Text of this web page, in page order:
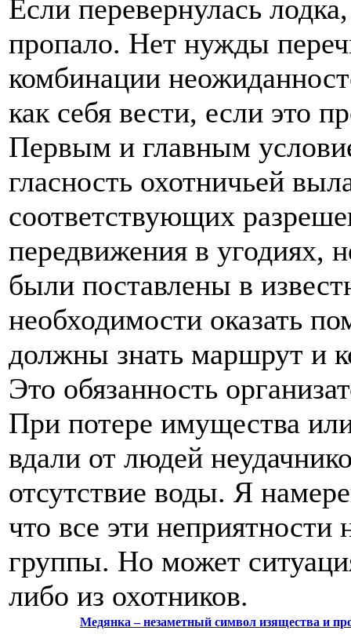
Если перевернулась
пропало. Нет нужды
комбинации
как себя вести, если это
Первым и главным
гласность охотничьей
соответствующих
передвижения в угодиях,
были поставлены в
необходимости оказать
должны знать маршрут и
Это обязанность
При потере имущества
вдали от людей
отсутствие воды. Я
что все эти
группы. Но может
либо из охотников.
Медянка – незаметный символ изящества и